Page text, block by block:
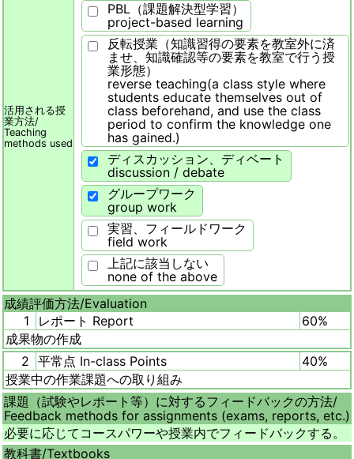
活用される授
業方法/
Teaching
methods used
PBL（課題解決型学習）
project-based learning
反転授業（知識習得の要素を教室外に済
ませ、知識確認等の要素を教室で行う授
業形態）
reverse teaching(a class style where
students educate themselves out of
class beforehand, and use the class
period to confirm the knowledge one
has gained.)
ディスカッション、ディベート
discussion / debate
グループワーク
group work
実習、フィールドワーク
field work
上記に該当しない
none of the above
成績評価方法/Evaluation
1
レポート Report
60%
成果物の作成
2 平常点 In-class Points
40%
授業中の作業課題への取り組み
課題（試験やレポート等）に対するフィードバックの方法/
Feedback methods for assignments (exams, reports, etc.)
必要に応じてコースパワーや授業内でフィードバックする。
教科書/Textbooks